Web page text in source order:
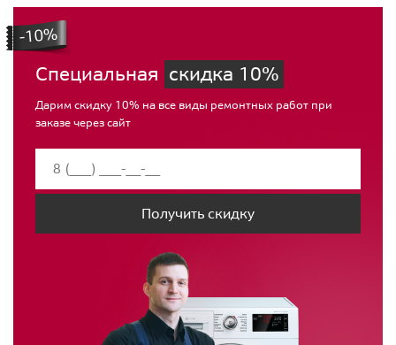
Специальная скидка 10%
Дарим скидку 10% на все виды ремонтных работ при
заказе через сайт
Получить скидку